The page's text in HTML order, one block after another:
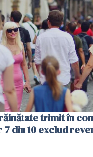
trimit în
7 din 10 exclud